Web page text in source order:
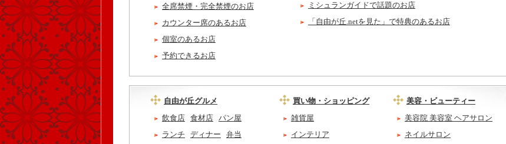
全席禁煙・完全禁煙のお店
カウンター席のあるお店
個室のあるお店
予約できるお店
ミシュランガイドで話題のお店
「自由が丘.netを見た」で特典のあるお店
自由が丘グルメ
飲食店 食材店 パン屋
ランチ
ディナー
弁当
買い物・ショッピング
雑貨屋
インテリア
美容・ビューティー
美容院 美容室 ヘアサロン
ネイルサロン